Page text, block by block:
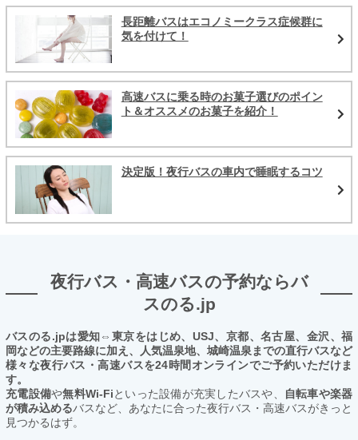
長距離バスはエコノミークラス症候群に
気を付けて！
高速バスに乗る時のお菓子選びのポイン
ト＆オススメのお菓子を紹介！
決定版！夜行バスの車内で睡眠するコツ
夜行バス・高速バスの予約ならバ
スのる.jp
バスのる.jpは愛知⇔東京をはじめ、USJ、京都、名古屋、金沢、福
岡などの主要路線に加え、人気温泉地、城崎温泉までの直行バスなど
様々な夜行バス・高速バスを24時間オンラインでご予約いただけま
す。
充電設備や無料Wi-Fiといった設備が充実したバスや、
自転車や楽器
が積み込めるバスなど、あなたに合った夜行バス・高速バスがきっと
見つかるはず。